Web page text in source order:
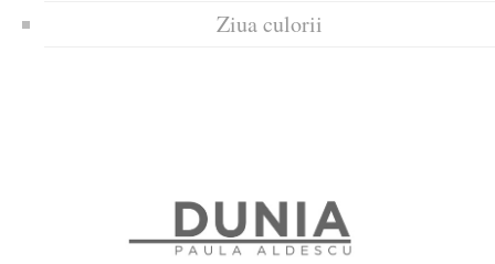
Ziua culorii